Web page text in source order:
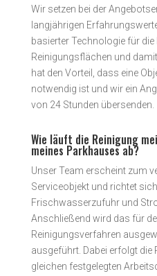
Wir setzen bei der
langjährigen
basierter Technologie für die
Reinigungsflächen und
hat den Vorteil, dass eine
notwendig ist und wir ein
von 24 Stunden übersenden.
Wie läuft die Reinigung
meines Parkhauses ab?
Unser Team erscheint zum
Serviceobjekt und richtet
Frischwasserzufuhr und
Anschließend wird das für
Reinigungsverfahren
ausgeführt. Dabei erfolgt die
gleichen festgelegten